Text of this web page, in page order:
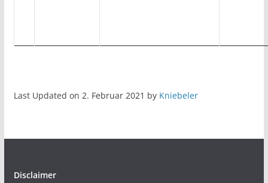
Last Updated on 2. Februar 2021 by Kniebeler
Disclaimer